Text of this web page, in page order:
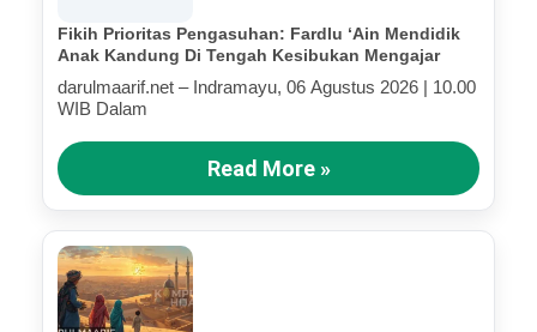
Fikih Prioritas Pengasuhan: Fardlu ‘Ain Mendidik
Anak Kandung Di Tengah Kesibukan Mengajar
darulmaarif.net – Indramayu, 06 Agustus 2026 | 10.00
WIB Dalam
Read More »